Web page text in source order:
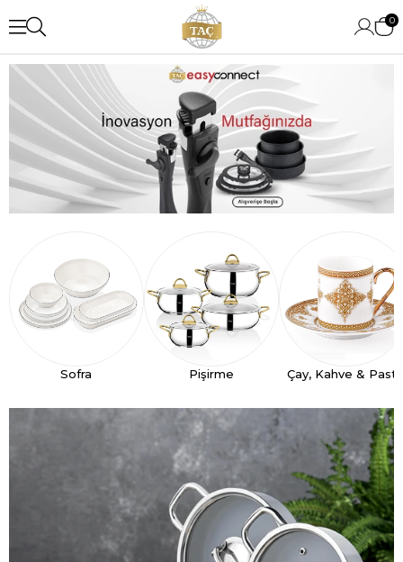
0
Sofra Pişirme Çay, Kahve &